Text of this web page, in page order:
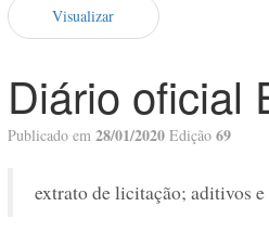
Visualizar
Diário oficial
Publicado em 28/01/2020 Edição 69
extrato de licitação; aditivos